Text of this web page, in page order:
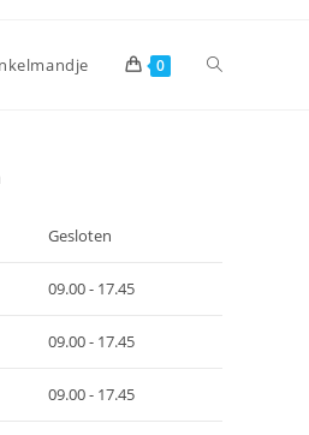
0 Toggle
Gesloten
09.00 - 17.45
09.00 - 17.45
09.00 - 17.45